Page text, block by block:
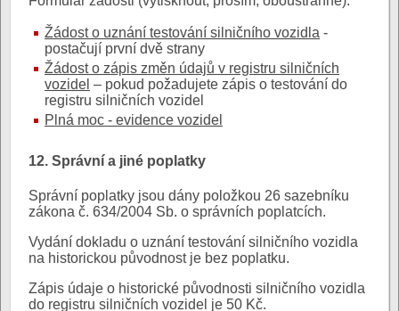
Žádost o uznání testování silničního vozidla -
postačují první dvě strany
Žádost o zápis změn údajů v registru silničních
vozidel – pokud požadujete zápis o testování do
registru silničních vozidel
Plná moc - evidence vozidel
12. Správní a jiné poplatky
Správní poplatky jsou dány položkou 26 sazebníku
zákona č. 634/2004 Sb. o správních poplatcích.
Vydání dokladu o uznání testování silničního vozidla
na historickou původnost je bez poplatku.
Zápis údaje o historické původnosti silničního vozidla
do registru silničních vozidel je 50 Kč.